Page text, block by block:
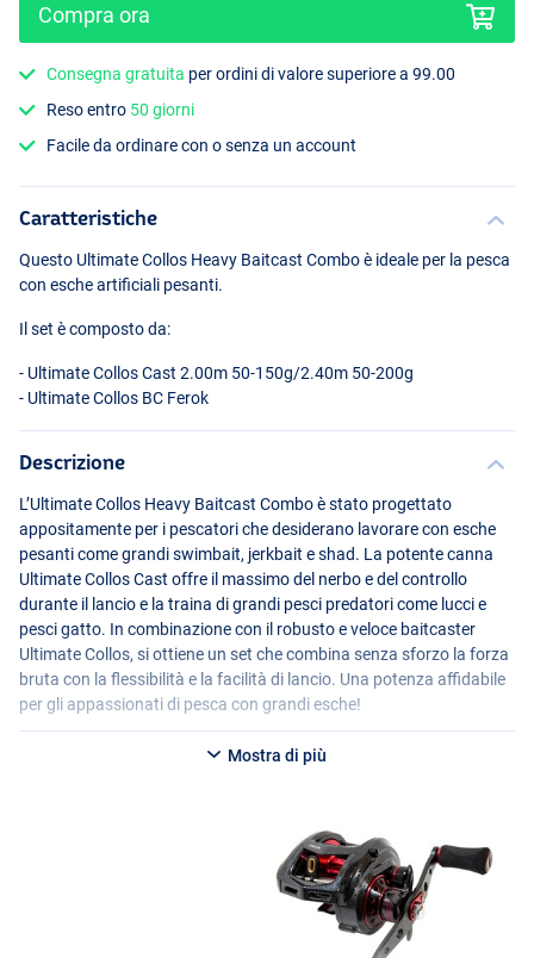
Compra ora
Consegna gratuita per ordini di valore superiore a 99.00
Reso entro 50 giorni
Facile da ordinare con o senza un account
Caratteristiche
Questo Ultimate Collos Heavy Baitcast Combo è ideale per la pesca
con esche artificiali pesanti.
Il set è composto da:
- Ultimate Collos Cast 2.00m 50-150g/2.40m 50-200g
- Ultimate Collos BC Ferok
Descrizione
L’Ultimate Collos Heavy Baitcast Combo è stato progettato
appositamente per i pescatori che desiderano lavorare con esche
pesanti come grandi swimbait, jerkbait e shad. La potente canna
Ultimate Collos Cast offre il massimo del nerbo e del controllo
durante il lancio e la traina di grandi pesci predatori come lucci e
pesci gatto. In combinazione con il robusto e veloce baitcaster
Ultimate Collos, si ottiene un set che combina senza sforzo la forza
bruta con la flessibilità e la facilità di lancio. Una potenza affidabile
per gli appassionati di pesca con grandi esche!
- Ideale per la pesca al luccio con esche di grandi dimensioni
- Ultimate Collos Cast 2,00m / 188g (grammatura 50-150g)
- Ultimate Collos Cast 2,40m / 208g (grammatura 50-200g)
Mostra di più